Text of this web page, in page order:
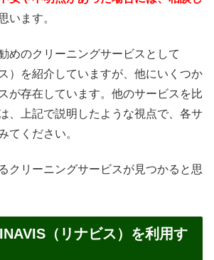
います。
めのクリーニングサービスとして
）を紹介していますが、他にいくつか
が存在しています。他のサービスを比
、上記で説明したような視点で、各サ
てください。
クリーニングサービスが見つかると思
（リナビス）を利用す